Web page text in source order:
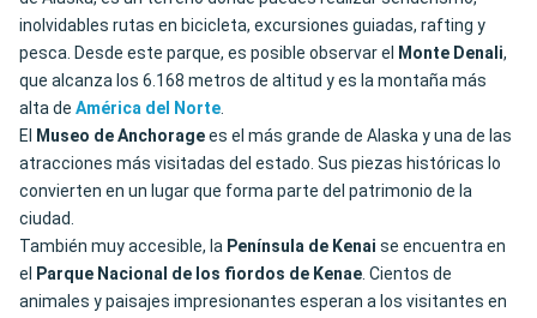
inolvidables rutas en bicicleta, excursiones guiadas, rafting y
pesca. Desde este parque, es posible observar el
Monte Denali,
que alcanza los 6.168 metros de altitud y es la montaña más
alta de América del Norte.
El
Museo de Anchoragees el más grande de Alaska y una de las
atracciones más visitadas del estado. Sus piezas históricas lo
convierten en un lugar que forma parte del patrimonio de la
ciudad.
También muy accesible, la Península de Kenai se encuentra en
el
Parque Nacional de los fiordos de Kenae. Cientos de
animales y paisajes impresionantes esperan a los visitantes en